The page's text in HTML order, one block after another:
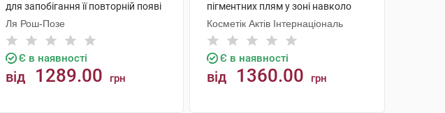
для запобігання її повторній появі
SPF30 40 мл 1 туба
Ля Рош-Позе
Є в наявності
від 1289.00 грн
пігментних плям у зоні навколо
очей SPF50+ 15 мл 1 туба
Косметік Актів Інтернаціональ
Є в наявності
від 1360.00 грн